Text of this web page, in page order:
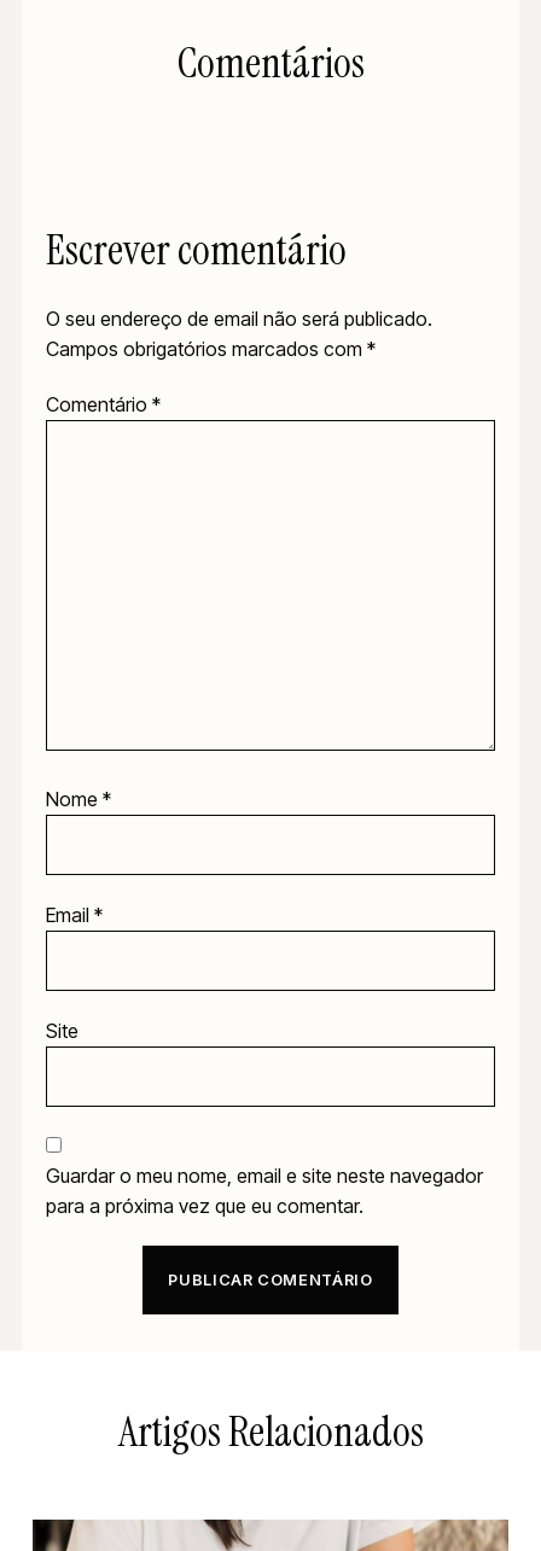
Comentários
Escrever comentário
O seu endereço de email não será publicado.
Campos obrigatórios marcados com *
Comentário *
Nome *
Email *
Site
Guardar o meu nome, email e site neste navegador
para a próxima vez que eu comentar.
Artigos Relacionados